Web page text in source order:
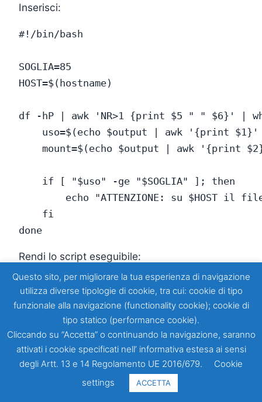
Inserisci:
#!/bin/bash
SOGLIA=85
HOST=$(hostname)
df -hP | awk 'NR>1 {print $5 " " $6}' |
uso=$(echo $output | awk '{print
mount=$(echo $output | awk '{print
    if [ "$uso" -ge "$SOGLIA" ]; then
echo "ATTENZIONE: su $HOST il
    fi
Rendi lo script eseguibile:
Provalo:
Questo script stampa un avviso solo se una
partizione supera la soglia indicata.
Questo sito, per migliorare la tua esperienza di navigazione
utilizza diverse tipologie di cookie, tra cui: cookie di tipo
funzionale alla navigazione (functionality cookie); cookie di
tipo statico (performance cookie).
Cliccando su “Accetta” o continuando la navigazione, saranno
attivati i cookie specificati nell’ informativa estesa ai sensi
degli Artt. 13 e 14 Regolamento UE 2016/679.
Cookie
settings
ACCETTA